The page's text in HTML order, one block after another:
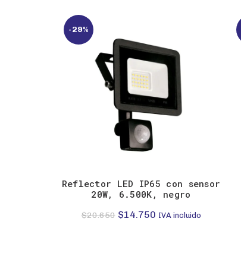
-29%
Reflector LED IP65 con sensor
20W, 6.500K, negro
$20.650 El
$14.750ElIVA incluido